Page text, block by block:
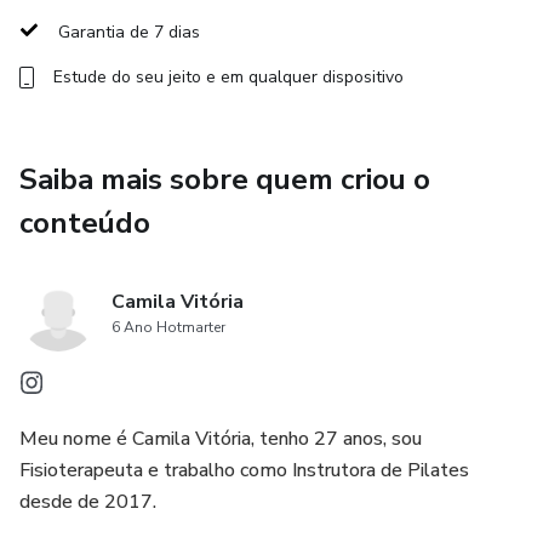
✔ pratica Pilates e quer aulas seguras e completas
✔ busca variedade sem perder qualidade
Ao entrar no Pilates Comigo, você terá acesso a:
• Aulas completas de Pilates
• Sequências organizadas e bem estruturadas
• Exercícios explicados durante a execução
Garantia de 7 dias
Estude do seu jeito e em qualquer dispositivo
Saiba mais sobre quem criou o
conteúdo
Camila Vitória
6 Ano Hotmarter
Meu nome é Camila Vitória, tenho 27 anos, sou
Fisioterapeuta e trabalho como Instrutora de Pilates
desde de 2017.